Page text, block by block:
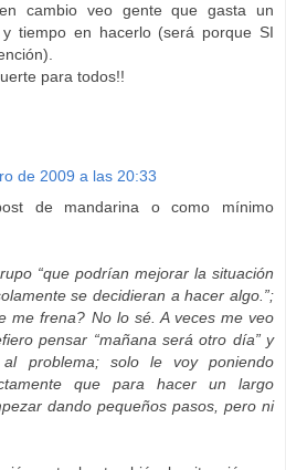
cambio veo gente que gasta un
tiempo en hacerlo (será porque SI
para todos!!
de 2009 a las 20:33
de mandarina o como mínimo
“que podrían mejorar la situación
se decidieran a hacer algo.”;
me frena? No lo sé. A veces me veo
pensar “mañana será otro día” y
problema; solo le voy poniendo
que para hacer un largo
dando pequeños pasos, pero ni